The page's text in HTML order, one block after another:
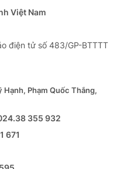
Việt Nam
điện tử số 483/GP-BTTTT
Hạnh, Phạm Quốc Thắng,
355 932
671